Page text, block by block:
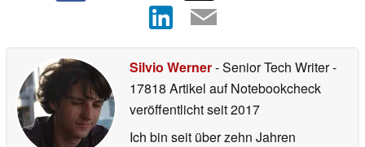
Silvio Werner- Senior Tech Writer-
17818 Artikel auf Notebookcheck
veröffentlichtseit 2017
Ich bin seit über zehn Jahren